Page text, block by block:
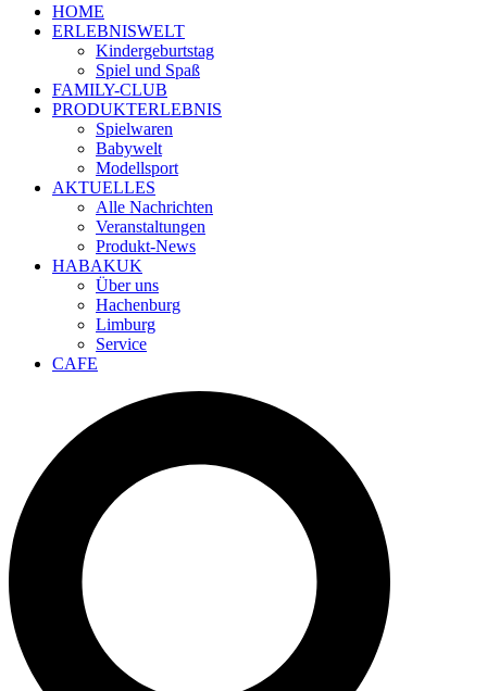
HOME
ERLEBNISWELT
Kindergeburtstag
Spiel und Spaß
FAMILY-CLUB
PRODUKTERLEBNIS
Spielwaren
Babywelt
Modellsport
AKTUELLES
Alle Nachrichten
Veranstaltungen
Produkt-News
HABAKUK
Über uns
Hachenburg
Limburg
Service
CAFE